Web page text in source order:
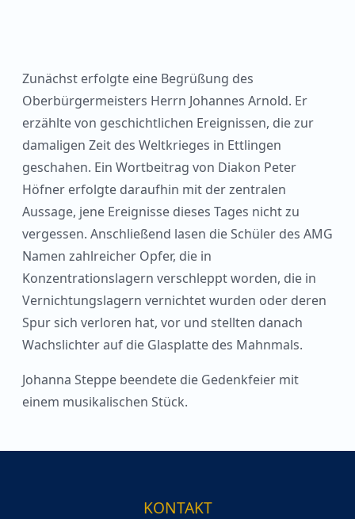
Zunächst erfolgte eine Begrüßung des
Oberbürgermeisters Herrn Johannes Arnold. Er
erzählte von geschichtlichen Ereignissen, die zur
damaligen Zeit des Weltkrieges in Ettlingen
geschahen. Ein Wortbeitrag von Diakon Peter
Höfner erfolgte daraufhin mit der zentralen
Aussage, jene Ereignisse dieses Tages nicht zu
vergessen. Anschließend lasen die Schüler des AMG
Namen zahlreicher Opfer, die in
Konzentrationslagern verschleppt worden, die in
Vernichtungslagern vernichtet wurden oder deren
Spur sich verloren hat, vor und stellten danach
Wachslichter auf die Glasplatte des Mahnmals.
Johanna Steppe beendete die Gedenkfeier mit
einem musikalischen Stück.
KONTAKT